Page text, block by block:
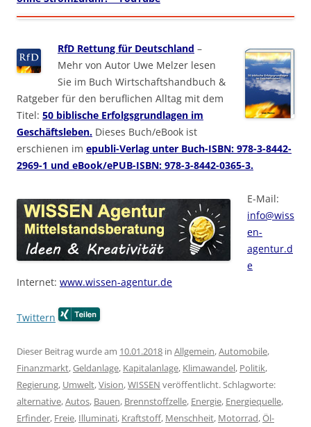
RfD Rettung für Deutschland –
Mehr von Autor Uwe Melzer lesen
Sie im Buch Wirtschaftshandbuch &
Ratgeber für den beruflichen Alltag mit dem
Titel: 50 biblische Erfolgsgrundlagen im
Geschäftsleben. Dieses Buch/eBook ist
erschienen im epubli-Verlag unter Buch-ISBN: 978-3-8442-
2969-1 und eBook/ePUB-ISBN: 978-3-8442-0365-3.
E-Mail:
info@wiss
en-
agentur.d
e
Internet: www.wissen-agentur.de
Twittern
Dieser Beitrag wurde am 10.01.2018 in Allgemein,Automobile,
Finanzmarkt,Geldanlage, Kapitalanlage, Klimawandel, Politik,
Regierung, Umwelt,Vision,WISSEN veröffentlicht. Schlagworte:
alternative,Autos, Bauen, Brennstoffzelle, Energie, Energiequelle,
Erfinder, Freie, Illuminati, Kraftstoff, Menschheit, Motorrad,Öl-